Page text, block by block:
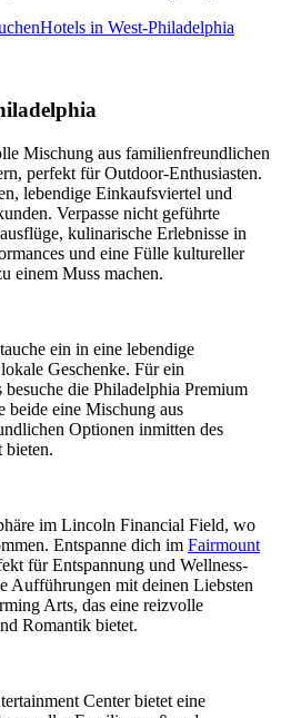
Hotels in West-Philadelphia
Mischung aus familienfreundlichen
perfekt für Outdoor-Enthusiasten.
lebendige Einkaufsviertel und
Verpasse nicht geführte
kulinarische Erlebnisse in
und eine Fülle kultureller
einem Muss machen.
tauche ein in eine lebendige
Geschenke. Für ein
die Philadelphia Premium
beide eine Mischung aus
Optionen inmitten des
bieten.
im Lincoln Financial Field, wo
Entspanne dich im Fairmount
für Entspannung und Wellness-
Aufführungen mit deinen Liebsten
Arts, das eine reizvolle
Romantik bietet.
Center bietet eine